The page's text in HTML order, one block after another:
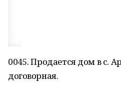
0045. Продается дом в с.
договорная.